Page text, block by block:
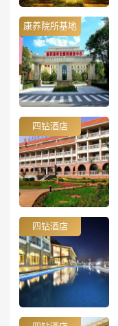
康养院所基地
四钻酒店
四钻酒店